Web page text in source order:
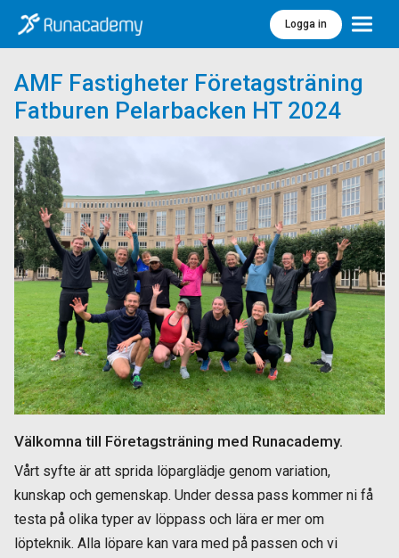
Logga in Meny
AMF Fastigheter Företagsträning
Fatburen Pelarbacken HT 2024
Välkomna till Företagsträning med Runacademy.
Vårt syfte är att sprida löparglädje genom variation,
kunskap och gemenskap. Under dessa pass kommer ni få
testa på olika typer av löppass och lära er mer om
löpteknik. Alla löpare kan vara med på passen och vi